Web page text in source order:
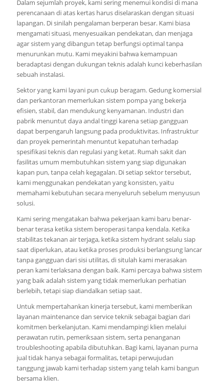
Dalam sejumlah proyek, kami sering menemui kondisi di mana
perencanaan di atas kertas harus diselaraskan dengan situasi
lapangan. Di sinilah pengalaman berperan besar. Kami biasa
mengamati situasi, menyesuaikan pendekatan, dan menjaga
agar sistem yang dibangun tetap berfungsi optimal tanpa
menurunkan mutu. Kami meyakini bahwa kemampuan
beradaptasi dengan dukungan teknis adalah kunci keberhasilan
sebuah instalasi.
Sektor yang kami layani pun cukup beragam. Gedung komersial
dan perkantoran memerlukan sistem pompa yang bekerja
efisien, stabil, dan mendukung kenyamanan. Industri dan
pabrik menuntut daya andal tinggi karena setiap gangguan
dapat berpengaruh langsung pada produktivitas. Infrastruktur
dan proyek pemerintah menuntut kepatuhan terhadap
spesifikasi teknis dan regulasi yang ketat. Rumah sakit dan
fasilitas umum membutuhkan sistem yang siap digunakan
kapan pun, tanpa celah kegagalan. Di setiap sektor tersebut,
kami menggunakan pendekatan yang konsisten, yaitu
memahami kebutuhan secara menyeluruh sebelum menyusun
solusi.
Kami sering mengatakan bahwa pekerjaan kami baru benar-
benar terasa ketika sistem beroperasi tanpa kendala. Ketika
stabilitas tekanan air terjaga, ketika sistem hydrant selalu siap
saat diperlukan, atau ketika proses produksi berlangsung lancar
tanpa gangguan dari sisi utilitas, di situlah kami merasakan
peran kami terlaksana dengan baik. Kami percaya bahwa sistem
yang baik adalah sistem yang tidak memerlukan perhatian
berlebih, tetapi siap diandalkan setiap saat.
Untuk mempertahankan kinerja tersebut, kami memberikan
layanan maintenance dan service teknik sebagai bagian dari
komitmen berkelanjutan. Kami mendampingi klien melalui
perawatan rutin, pemeriksaan sistem, serta penanganan
troubleshooting apabila dibutuhkan. Bagi kami, layanan purna
jual tidak hanya sebagai formalitas, tetapi perwujudan
tanggung jawab kami terhadap sistem yang telah kami bangun
bersama klien.